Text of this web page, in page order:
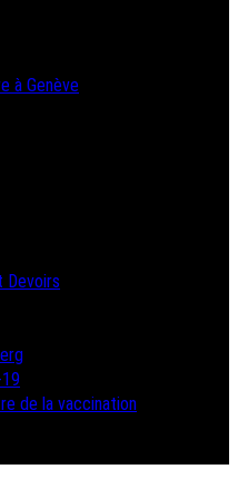
à Genève
Devoirs
de la vaccination